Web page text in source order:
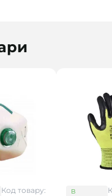
Код товару:
В